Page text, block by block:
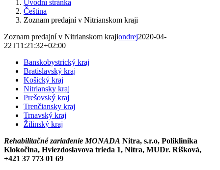
Úvodní stránka
Čeština
Zoznam predajní v Nitrianskom kraji
Zoznam predajní v Nitrianskom krajiondrej2020-04-
22T11:21:32+02:00
Banskobystrický kraj
Bratislavský kraj
Košický kraj
Nitriansky kraj
Prešovský kraj
Trenčiansky kraj
Trnavský kraj
Žilinský kraj
Rehabilitačné zariadenie MONADA Nitra, s.r.o, Poliklinika
Klokočina, Hviezdoslavova trieda 1, Nitra, MUDr. Rišková,
+421 37 773 01 69